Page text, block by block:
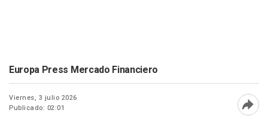
Europa Press Mercado Financiero
Viernes, 3 julio 2026
Publicado: 02:01